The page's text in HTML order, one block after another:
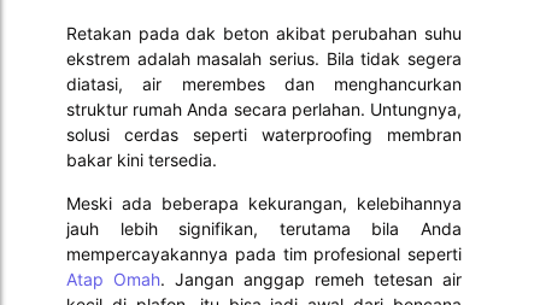
Retakan pada dak beton akibat perubahan suhu
ekstrem adalah masalah serius. Bila tidak segera
diatasi, air merembes dan menghancurkan
struktur rumah Anda secara perlahan. Untungnya,
solusi cerdas seperti waterproofing membran
bakar kini tersedia.
Meski ada beberapa kekurangan, kelebihannya
jauh lebih signifikan, terutama bila Anda
mempercayakannya pada tim profesional seperti
Atap Omah. Jangan anggap remeh tetesan air